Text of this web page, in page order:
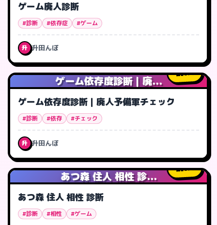
ゲーム廃人診断
#診断 #依存症 #ゲーム
升 升田んぼ
ゲーム依存度診断｜廃...
0人
ゲーム依存度診断｜廃人予備軍チェック
#診断 #依存 #チェック
升 升田んぼ
あつ森 住人 相性 診...
6人
あつ森 住人 相性 診断
#診断 #相性 #ゲーム